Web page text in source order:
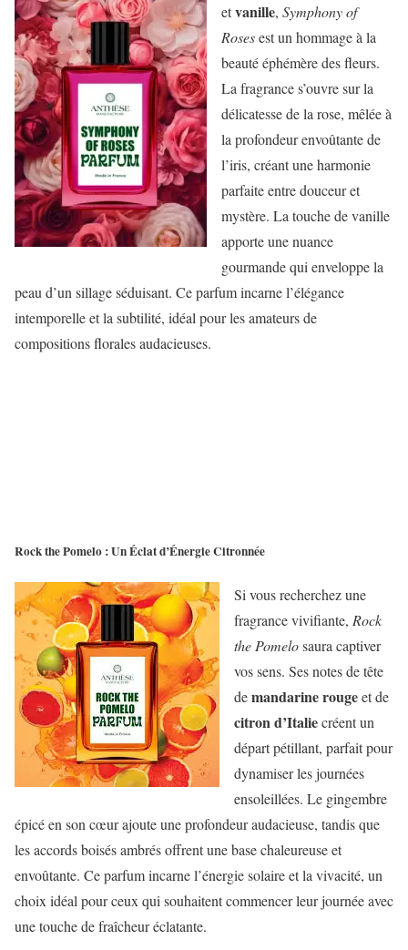
etvanille, Symphony of
Rosesest un hommage à la
beauté éphémère des fleurs.
La fragrance s’ouvre sur la
délicatesse de la rose, mêlée à
la profondeur envoûtante de
l’iris, créant une harmonie
parfaite entre douceur et
mystère. La touche de vanille
apporte une nuance
gourmande qui enveloppe la
peau d’un sillage séduisant. Ce parfum incarne l’élégance
intemporelle et la subtilité, idéal pour les amateurs de
compositions florales audacieuses.
Rock the Pomelo : Un Éclat d’Énergie Citronnée
Si vous recherchez une
fragrance vivifiante, Rock
the Pomelosaura captiver
vos sens. Ses notes de tête
demandarine rougeet de
citron d’Italiecréent un
départ pétillant, parfait pour
dynamiser les journées
ensoleillées. Le gingembre
épicé en son cœur ajoute une profondeur audacieuse, tandis que
les accords boisés ambrés offrent une base chaleureuse et
envoûtante. Ce parfum incarne l’énergie solaire et la vivacité, un
choix idéal pour ceux qui souhaitent commencer leur journée avec
une touche de fraîcheur éclatante.